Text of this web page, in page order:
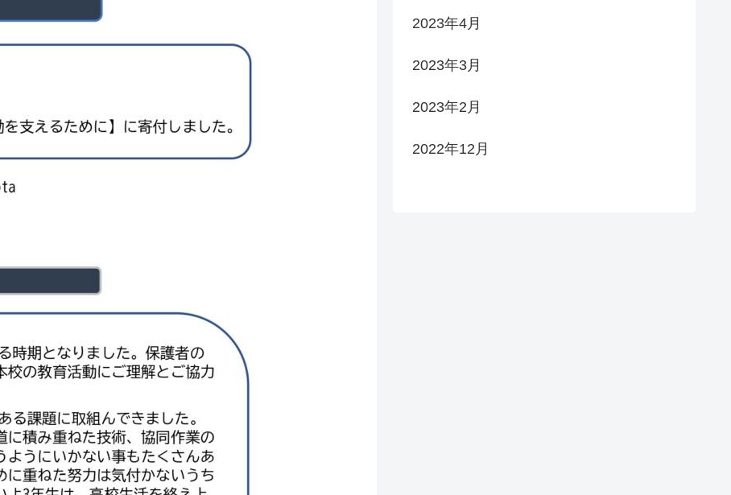
2023年4月
2023年3月
2023年2月
2022年12月